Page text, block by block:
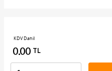
KDV Dahil
0.00 TL